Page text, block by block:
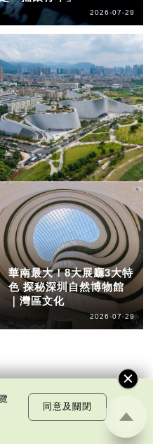
2026-07-29
華南最大！8大展廳3大特
色 探秘深圳自然博物館
｜灣區文化
2026-07-29
同意及關閉